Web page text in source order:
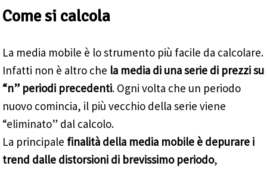
Come si calcola
La media mobile è lo strumento più facile da calcolare.
Infatti non è altro che la media di una serie di prezzi su
“n” periodi precedenti. Ogni volta che un periodo
nuovo comincia, il più vecchio della serie viene
“eliminato” dal calcolo.
La principale finalità della media mobile è depurare i
trend dalle distorsioni di brevissimo periodo,